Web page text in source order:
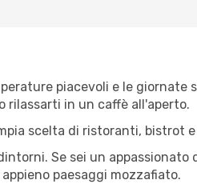
piacevoli e le giornate
rilassarti in un caffè all'aperto.
scelta di ristoranti, bistrot
Se sei un appassionato
paesaggi mozzafiato.